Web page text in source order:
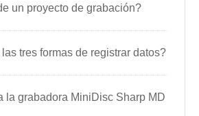
un proyecto de grabación?
tres formas de registrar datos?
la grabadora MiniDisc Sharp MD